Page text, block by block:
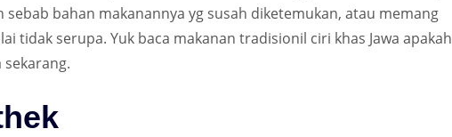
sebab bahan makanannya yg susah diketemukan, atau memang
tidak serupa. Yuk baca makanan tradisionil ciri khas Jawa apakah
sekarang.